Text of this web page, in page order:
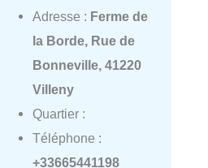
Adresse : Ferme de
la Borde, Rue de
Bonneville, 41220
Villeny
Quartier :
Téléphone :
+33665441198